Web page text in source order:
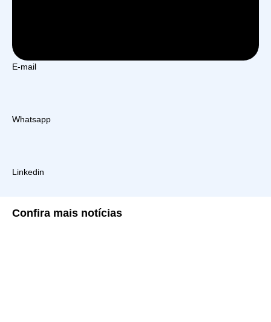
E-mail
Whatsapp
Linkedin
Confira mais notícias